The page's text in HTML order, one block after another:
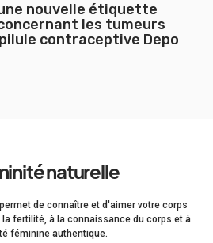
nouvelle étiquette
les tumeurs
contraceptive Depo
naturelle
de connaître et d'aimer votre corps
fertilité, à la connaissance du corps et à
féminine authentique.